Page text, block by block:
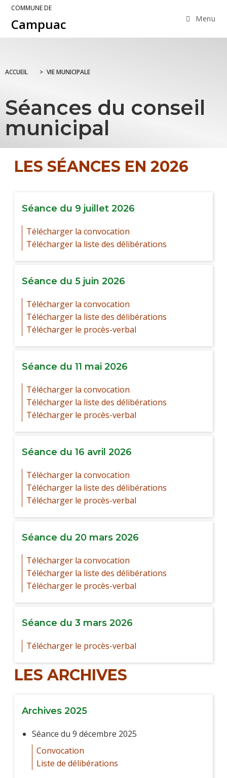
COMMUNE DE
Campuac Menu
ACCUEIL > VIE MUNICIPALE
Séances du conseil
municipal
LES SÉANCES EN 2026
Séance du 9 juillet 2026
Télécharger la convocation
Télécharger la liste des délibérations
Séance du 5 juin 2026
Télécharger la convocation
Télécharger la liste des délibérations
Télécharger le procès-verbal
Séance du 11 mai 2026
Télécharger la convocation
Télécharger la liste des délibérations
Télécharger le procès-verbal
Séance du 16 avril 2026
Télécharger la convocation
Télécharger la liste des délibérations
Télécharger le procès-verbal
Séance du 20 mars 2026
Télécharger la convocation
Télécharger la liste des délibérations
Télécharger le procès-verbal
Séance du 3 mars 2026
Télécharger le procès-verbal
LES ARCHIVES
Archives 2025
Séance du 9 décembre 2025
Convocation
Liste de délibérations